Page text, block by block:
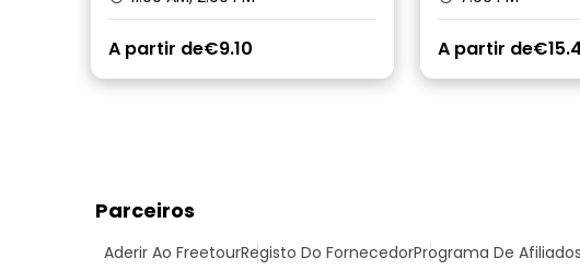
A partir de€9.10 A partir de
Parceiros
Aderir Ao FreetourRegisto Do FornecedorPrograma De Afiliados